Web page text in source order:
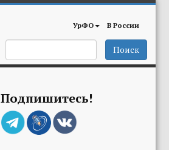
УрФО В России
Поиск
Подпишитесь!